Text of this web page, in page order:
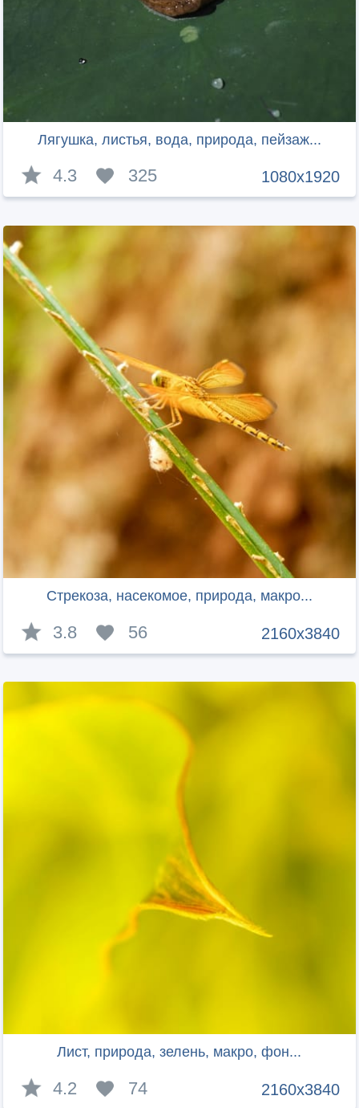
Лягушка, листья, вода, природа, пейзаж...
1080x1920
4.3 325
Стрекоза, насекомое, природа, макро...
2160x3840
3.8 56
Лист, природа, зелень, макро, фон...
2160x3840
4.2 74